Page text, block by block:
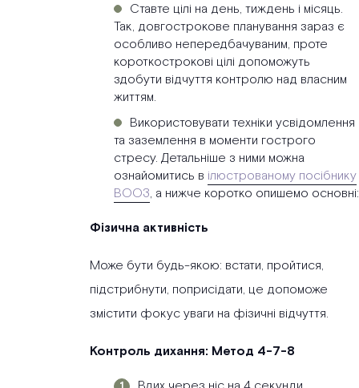
Ставте цілі на день, тиждень і місяць.
Так, довгострокове планування зараз є
особливо непередбачуваним, проте
короткострокові цілі допоможуть
здобути відчуття контролю над власним
життям.
Використовувати техніки усвідомлення
та заземлення в моменти гострого
стресу. Детальніше з ними можна
ознайомитись в ілюстрованому посібнику
ВООЗ, а нижче коротко опишемо основні:
Фізична активність
Може бути будь-якою: встати, пройтися,
підстрибнути, поприсідати, це допоможе
змістити фокус уваги на фізичні відчуття.
Контроль дихання: Метод 4-7-8